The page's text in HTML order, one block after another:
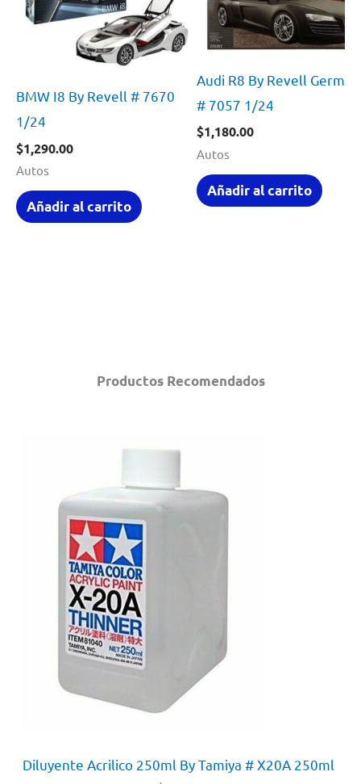
Productos Recomendados
Diluyente Acrilico 250ml By Tamiya # X20A 250ml
BMW I8 By Revell # 7670
1/24
$1,290.00
Autos
Añadir al carrito
Audi R8 By Revell
# 7057 1/24
$1,180.00
Autos
Añadir al carrito